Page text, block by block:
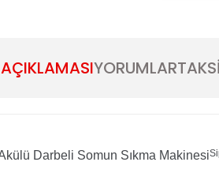
YORUMLAR
Darbeli Somun Sıkma Makinesi